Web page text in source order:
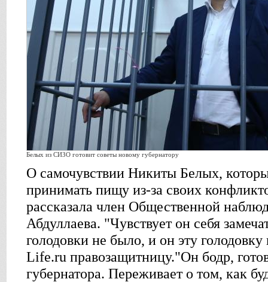
Белых из СИЗО готовит советы новому губернатору
О самочувствии Никиты Белых,
принимать пищу из-за своих
рассказала член Общественной
Абдуллаева. "Чувствует он себя
голодовки не было, и он эту
Life.ru правозащитницу."Он бодр,
губернатора. Переживает о том, как